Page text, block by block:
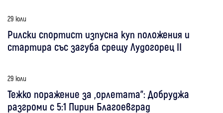
29 юли
Рилски спортист изпусна куп положения и
стартира със загуба срещу Лудогорец II
29 юли
Тежко поражение за „орлетата”: Добруджа
разгроми с 5:1 Пирин Благоевград